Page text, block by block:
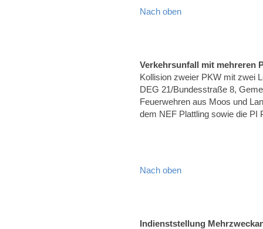
Nach oben
Verkehrsunfall mit mehreren
Kollision zweier PKW mit zwei
DEG 21/Bundesstraße 8,
Feuerwehren aus Moos und
dem NEF Plattling sowie die PI
Nach oben
Indienststellung